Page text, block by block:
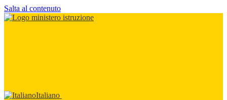
Salta al contenuto
Italiano